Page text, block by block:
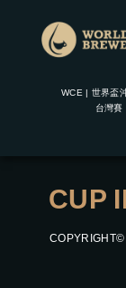
WCE | 世界盃
台灣賽
CUP